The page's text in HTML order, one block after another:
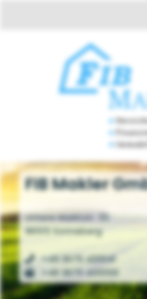
FIB Makler
Untere Marktstr. 33
96515 Sonneberg
+49 3675 420041
+49 3675 420059